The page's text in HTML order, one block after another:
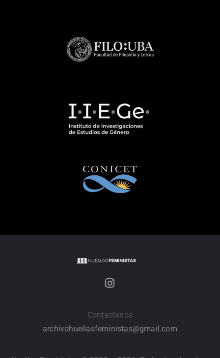
Contactanos
archivohuellasfeministas@gmail.com